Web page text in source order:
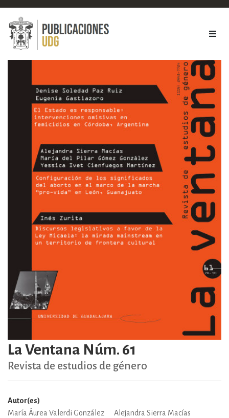
La Ventana Núm. 61
Revista de estudios de género
Autor(es)
María Áurea Valerdi González
Alejandra Sierra Macías